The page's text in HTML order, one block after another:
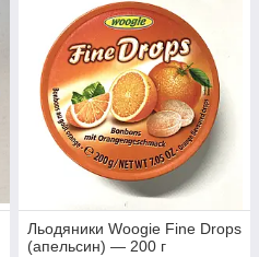
Льодяники Woogie Fine Drops
(апельсин) — 200 г